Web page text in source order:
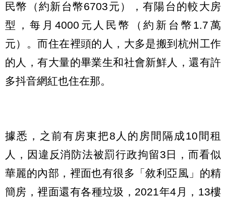
民幣（約新台幣6703元），有陽台的較大房
型，每月4000元人民幣（約新台幣1.7萬
元）。而住在裡頭的人，大多是搬到杭州工作
的人，有大量的畢業生和社會新鮮人，還有許
多抖音網紅也住在那。
據悉，之前有房東把8人的房間隔成10間租
人，因違反消防法被罰行政拘留3日，而看似
華麗的內部，裡面也有很多「敘利亞風」的精
簡房，裡面還有各種垃圾，2021年4月，13樓